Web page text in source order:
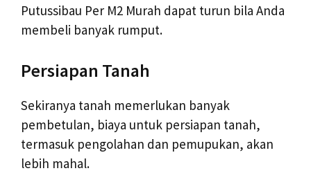
Putussibau Per M2 Murah dapat turun bila Anda
membeli banyak rumput.
Persiapan Tanah
Sekiranya tanah memerlukan banyak
pembetulan, biaya untuk persiapan tanah,
termasuk pengolahan dan pemupukan, akan
lebih mahal.